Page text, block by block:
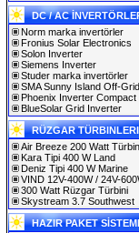
DC / AC
Norm marka invertörler
Fronius Solar Electronics
Solon Inverter
Siemens Inverter
Studer marka invertörler
SMA Sunny Island Off-Grid
Phoenix Inverter Compact
BlueSolar Grid Inverter
RÜZGAR TÜRBINLERI
Air Breeze 200 Watt Türbin
Kara Tipi 400 W Land
Deniz Tipi 400 W Marine
VIND 12V-400W / 24V-
300 Watt Rüzgar Türbini
Skystream 3.7 Southwest
HAZIR PAKET